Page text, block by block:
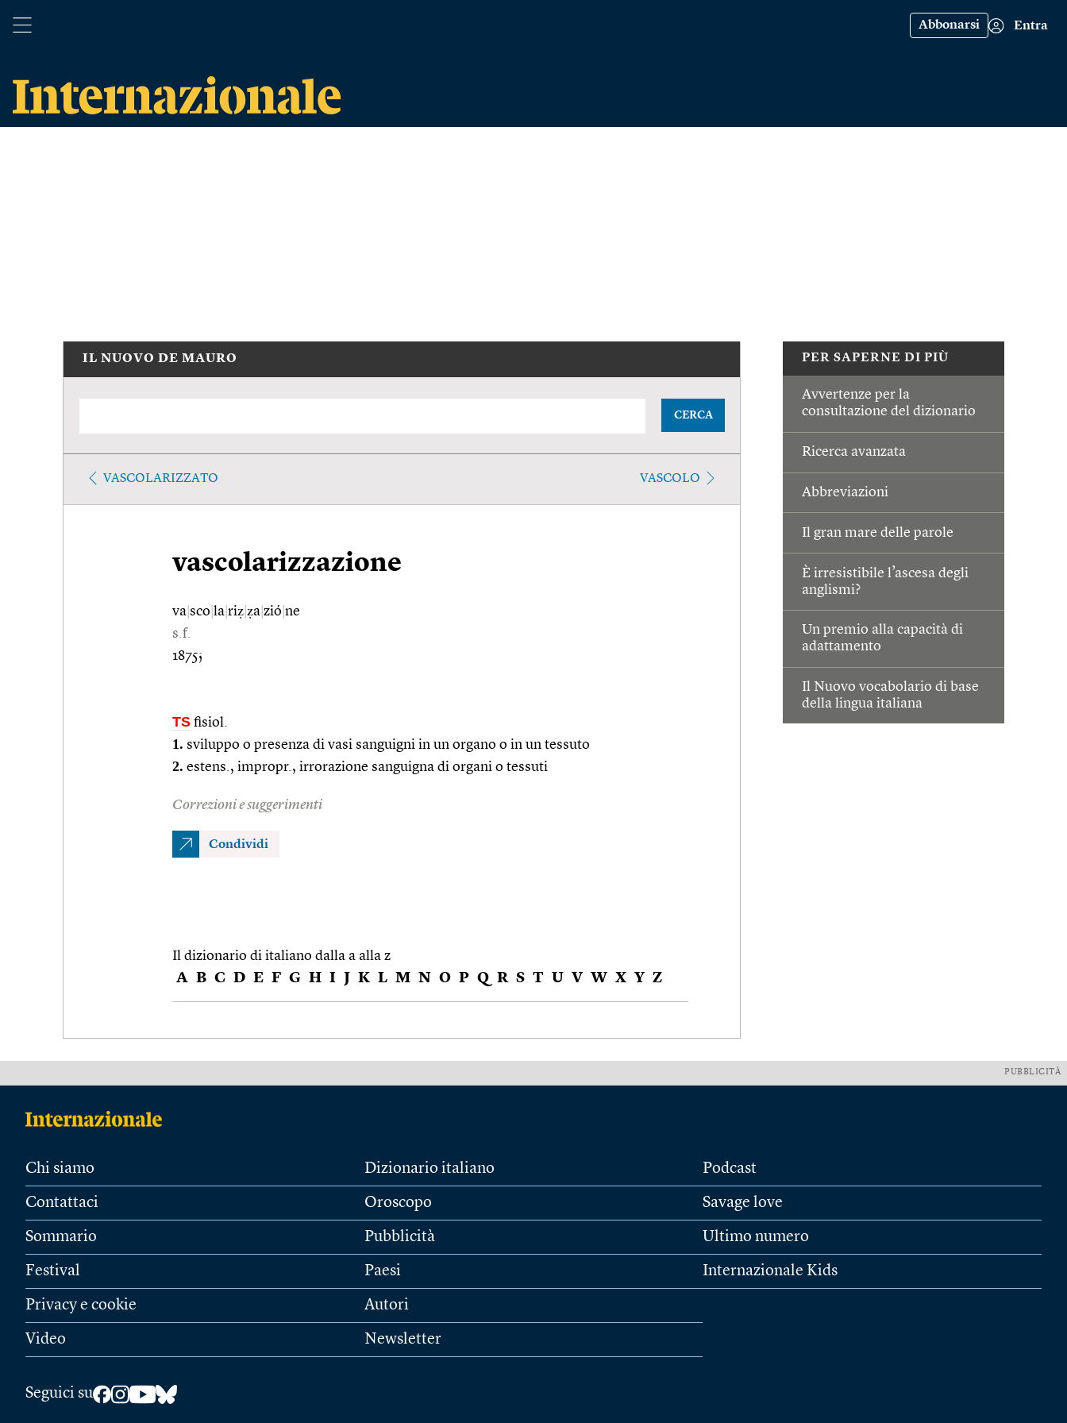
Abbonarsi Entra
PER SAPERNE DI PIÙ
Avvertenze per la
consultazione del dizionario
Ricerca avanzata
Abbreviazioni
Il gran mare delle parole
È irresistibile l’ascesa degli
anglismi?
Un premio alla capacità di
adattamento
Il Nuovo vocabolario di base
della lingua italiana
IL NUOVO DE MAURO
CERCA
VASCOLARIZZATO VASCOLO
vascolarizzazione
va sco la riẓ ẓa zió ne
s.f.
1875;
TS fisiol.
1. sviluppo o presenza di vasi sanguigni in un organo o in un tessuto
2. estens., impropr., irrorazione sanguigna di organi o tessuti
Correzioni e suggerimenti
Condividi
Il dizionario di italiano dalla a alla z
A B C D E F G H I J K L M N O P Q R S T U V W X Y Z
PUBBLICITÀ
Chi siamo
Contattaci
Sommario
Festival
Privacy e cookie
Video
Dizionario italiano
Oroscopo
Pubblicità
Paesi
Autori
Newsletter
Podcast
Savage love
Ultimo numero
Internazionale Kids
Seguici su